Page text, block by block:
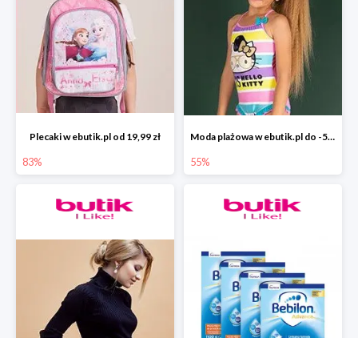
Plecaki w ebutik.pl od 19,99 zł
83%
Moda plażowa w ebutik.pl do -55%
55%